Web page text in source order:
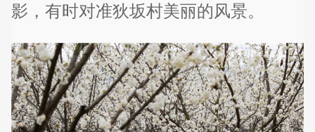
影，有时对准狄坂村美丽的风景。